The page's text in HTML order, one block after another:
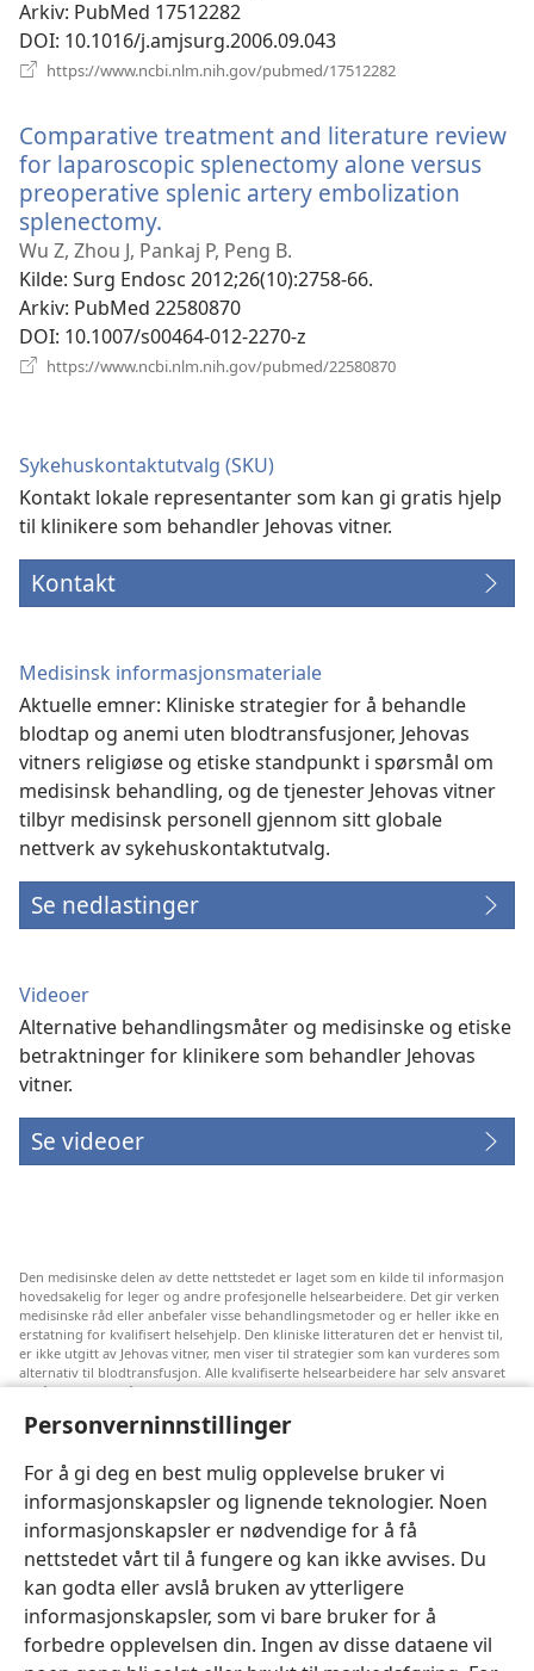
Personverninnstillinger
For å gi deg en best mulig opplevelse bruker vi
informasjonskapsler og lignende teknologier. Noen
informasjonskapsler er nødvendige for å få
nettstedet vårt til å fungere og kan ikke avvises. Du
kan godta eller avslå bruken av ytterligere
informasjonskapsler, som vi bare bruker for å
forbedre opplevelsen din. Ingen av disse dataene vil
Arkiv‎: PubMed 17512282
DOI‎: 10.1016/j.amjsurg.2006.09.043
https://www.ncbi.nlm.nih.gov/pubmed/17512282
Comparative treatment and literature review
for laparoscopic splenectomy alone versus
preoperative splenic artery embolization
splenectomy.
nytt
vindu)
Wu Z, Zhou J, Pankaj P, Peng B.
Kilde‎: Surg Endosc 2012;26(10):2758-66.
Arkiv‎: PubMed 22580870
DOI‎: 10.1007/s00464-012-2270-z
https://www.ncbi.nlm.nih.gov/pubmed/22580870
Sykehuskontaktutvalg (SKU)
Kontakt lokale representanter som kan gi gratis hjelp
til klinikere som behandler Jehovas vitner.
Kontakt
Medisinsk informasjonsmateriale
Aktuelle emner: Kliniske strategier for å behandle
blodtap og anemi uten blodtransfusjoner, Jehovas
vitners religiøse og etiske standpunkt i spørsmål om
medisinsk behandling, og de tjenester Jehovas vitner
tilbyr medisinsk personell gjennom sitt globale
nettverk av sykehuskontaktutvalg.
Se nedlastinger
Videoer
Alternative behandlingsmåter og medisinske og etiske
betraktninger for klinikere som behandler Jehovas
vitner.
Se videoer
Den medisinske delen av dette nettstedet er laget som en kilde til informasjon
hovedsakelig for leger og andre profesjonelle helsearbeidere. Det gir verken
medisinske råd eller anbefaler visse behandlingsmetoder og er heller ikke en
erstatning for kvalifisert helsehjelp. Den kliniske litteraturen det er henvist til,
er ikke utgitt av Jehovas vitner, men viser til strategier som kan vurderes som
alternativ til blodtransfusjon. Alle kvalifiserte helsearbeidere har selv ansvaret
for å følge med på ny informasjon, drøfte alternative behandlingsmetoder og
verdier og tro. Ikke alle strategiene som er nevnt, passer for eller godtas av
Pasienter: Søk alltid råd fra legen din eller annet kvalifisert helsepersonell om
helseproblemer og behandlingsmetoder. Oppsøk lege hvis du mistenker at du
er syk.
Nettstedet er regulert av dets vilkår for bruk.
Velg utseende